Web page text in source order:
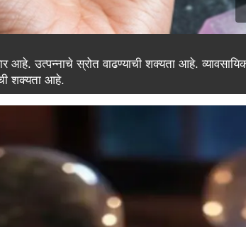
उत्पन्नाचे स्रोत वाढण्याची शक्यता आहे.
शक्यता आहे.